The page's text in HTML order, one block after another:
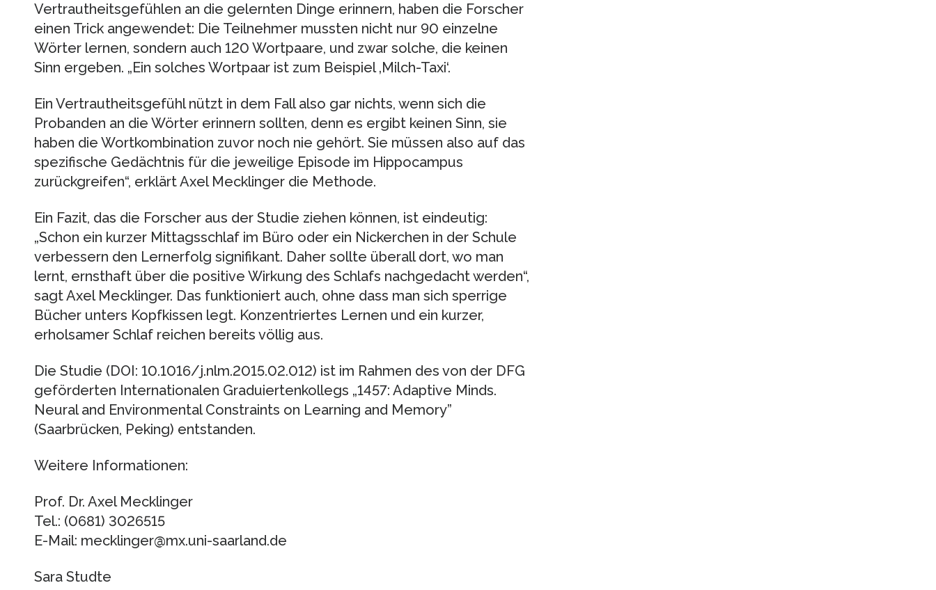
Vertrautheitsgefühlen an die gelernten Dinge erinnern, haben die Forscher
einen Trick angewendet: Die Teilnehmer mussten nicht nur 90 einzelne
Wörter lernen, sondern auch 120 Wortpaare, und zwar solche, die keinen
Sinn ergeben. „Ein solches Wortpaar ist zum Beispiel ‚Milch-Taxi‘.
Ein Vertrautheitsgefühl nützt in dem Fall also gar nichts, wenn sich die
Probanden an die Wörter erinnern sollten, denn es ergibt keinen Sinn, sie
haben die Wortkombination zuvor noch nie gehört. Sie müssen also auf das
spezifische Gedächtnis für die jeweilige Episode im Hippocampus
zurückgreifen“, erklärt Axel Mecklinger die Methode.
Ein Fazit, das die Forscher aus der Studie ziehen können, ist eindeutig:
„Schon ein kurzer Mittagsschlaf im Büro oder ein Nickerchen in der Schule
verbessern den Lernerfolg signifikant. Daher sollte überall dort, wo man
lernt, ernsthaft über die positive Wirkung des Schlafs nachgedacht werden“,
sagt Axel Mecklinger. Das funktioniert auch, ohne dass man sich sperrige
Bücher unters Kopfkissen legt. Konzentriertes Lernen und ein kurzer,
erholsamer Schlaf reichen bereits völlig aus.
Die Studie (DOI: 10.1016/j.nlm.2015.02.012) ist im Rahmen des von der DFG
geförderten Internationalen Graduiertenkollegs „1457: Adaptive Minds.
Neural and Environmental Constraints on Learning and Memory”
(Saarbrücken, Peking) entstanden.
Weitere Informationen:
Prof. Dr. Axel Mecklinger
Tel.: (0681) 3026515
E-Mail: mecklinger@mx.uni-saarland.de
Sara Studte